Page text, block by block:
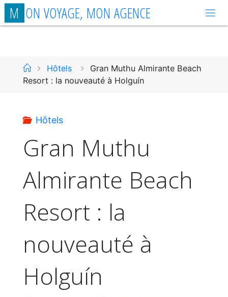
Aller
auM ON VOYAGE, MON AGENCE
AccueilHôtels
Gran Muthu Almirante Beach
Resort : la nouveauté à Holguín
Hôtels
Gran Muthu
Almirante Beach
Resort : la
nouveauté à
Holguín